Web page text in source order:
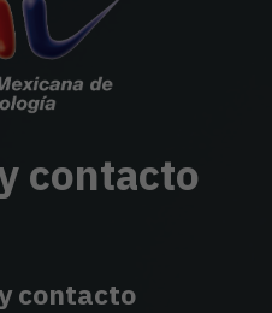
contacto
contacto